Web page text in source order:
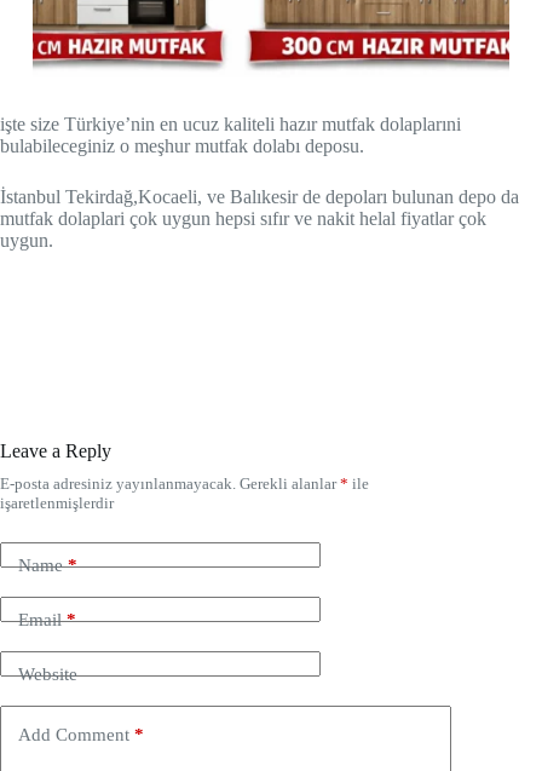
işte size Türkiye’nin en ucuz kaliteli hazır mutfak dolaplarıni
bulabileceginiz o meşhur mutfak dolabı deposu.
İstanbul Tekirdağ,Kocaeli, ve Balıkesir de depoları bulunan depo da
mutfak dolaplari çok uygun hepsi sıfır ve nakit helal fiyatlar çok
uygun.
Leave a Reply
E-posta adresiniz yayınlanmayacak. Gerekli alanlar* ile
işaretlenmişlerdir
Name*
Email*
Website
Add Comment *